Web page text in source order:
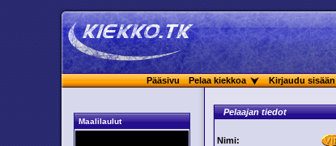
Pääsivu Pelaa kiekkoa Kirjaudu sisään
Maalilaulut
Pelaajan tiedot
Nimi: